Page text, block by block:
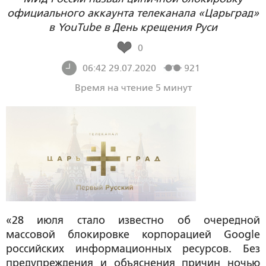
официального аккаунта телеканала «Царьград»
в YouTube в День крещения Руси
0
06:42 29.07.2020
921
Время на чтение 5 минут
«28 июля стало известно об очередной
массовой блокировке корпорацией Google
российских информационных ресурсов. Без
предупреждения и объяснения причин ночью